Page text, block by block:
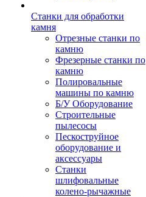
Станки для обработки
камня
Отрезные станки по
камню
Фрезерные станки по
камню
Полировальные
машины по камню
Б/У Оборудование
Строительные
пылесосы
Пескоструйное
оборудование и
аксессуары
Станки
шлифовальные
колено-рычажные